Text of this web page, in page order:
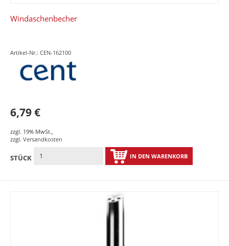
Windaschenbecher
Artikel-Nr.: CEN-162100
6,79 €
zzgl. 19% MwSt.
zzgl. Versandkosten
STÜCK IN DEN WARENKORB